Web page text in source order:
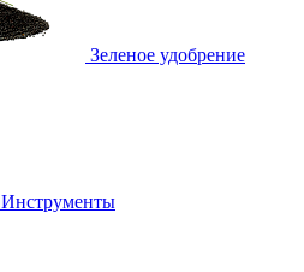
Зеленое удобрение
Инструменты